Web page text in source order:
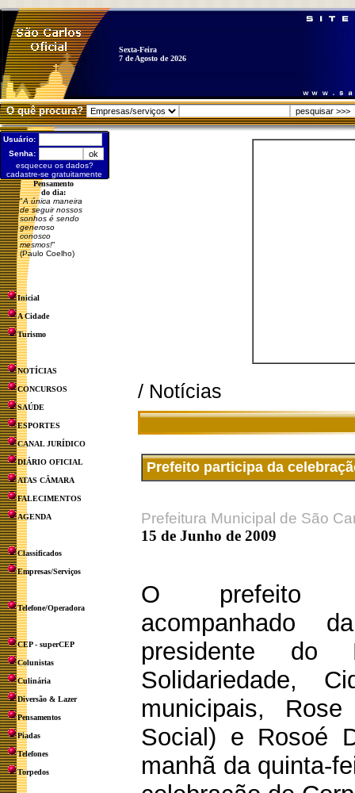
Sexta-Feira
7 de Agosto de 2026
O quê procura?
Usuário:
Senha:
esqueceu os dados?
cadastre-se gratuitamente
Pensamento
do dia:
"A única maneira
de seguir nossos
sonhos é sendo
generoso
conosco
mesmos!"
(Paulo Coelho)
Inicial
A Cidade
Turismo
NOTÍCIAS
CONCURSOS
SAÚDE
ESPORTES
CANAL JURÍDICO
DIÁRIO OFICIAL
ATAS CÂMARA
FALECIMENTOS
AGENDA
Classificados
Empresas/Serviços
Telefone/Operadora
CEP - superCEP
Colunistas
Culinária
Diversão & Lazer
Pensamentos
Piadas
Telefones
Torpedos
/ Notícias
Prefeito participa da
Prefeitura Municipal de São
15 de Junho de 2009
O prefeito
acompanhado
presidente do
Solidariedade,
municipais,
Social) e Rosoé
manhã da quinta-